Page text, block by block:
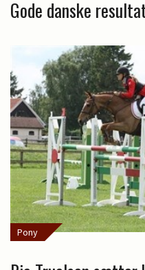
Gode danske
Pony